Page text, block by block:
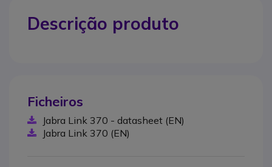
Descrição produto
Ficheiros
Jabra Link 370 - datasheet (EN)
Jabra Link 370 (EN)